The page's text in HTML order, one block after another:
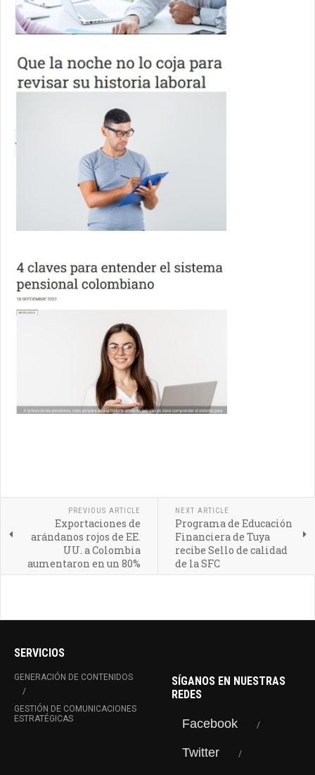
PREVIOUS ARTICLE
Exportaciones de
arándanos rojos de EE.
UU. a Colombia
aumentaron en un 80%
NEXT ARTICLE
Programa de Educación
Financiera de Tuya
recibe Sello de calidad
de la SFC
SERVICIOS
GENERACIÓN DE CONTENIDOS
GESTIÓN DE COMUNICACIONES
ESTRATÉGICAS
SÍGANOS EN NUESTRAS
REDES
Facebook
Twitter